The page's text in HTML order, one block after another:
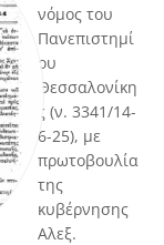
νόμος του
Πανεπιστημί
ου
Θεσσαλονίκη
ς (ν. 3341/14-
6-25), με
πρωτοβουλία
της
κυβέρνησης
Αλεξ.